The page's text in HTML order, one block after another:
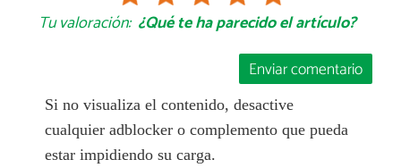
Tu valoración: ¿Qué te ha parecido el artículo?
Enviar comentario
Si no visualiza el contenido, desactive
cualquier adblocker o complemento que pueda
estar impidiendo su carga.